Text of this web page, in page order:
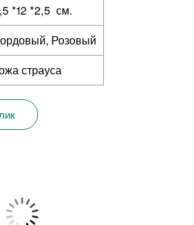
*12 *2,5 см.
Розовый
страуса